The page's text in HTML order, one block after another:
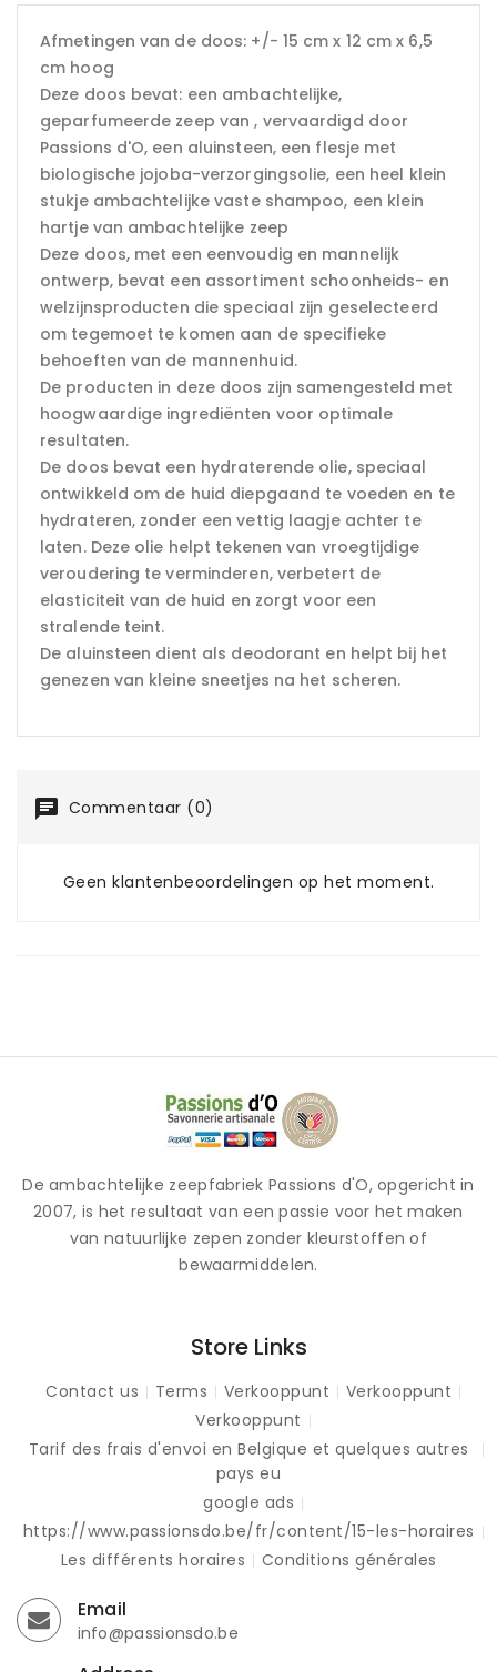
Afmetingen van de doos: +/- 15 cm x 12 cm x 6,5
cm hoog
Deze doos bevat: een ambachtelijke,
geparfumeerde zeep van , vervaardigd door
Passions d'O, een aluinsteen, een flesje met
biologische jojoba-verzorgingsolie, een heel klein
stukje ambachtelijke vaste shampoo, een klein
hartje van ambachtelijke zeep
Deze doos, met een eenvoudig en mannelijk
ontwerp, bevat een assortiment schoonheids- en
welzijnsproducten die speciaal zijn geselecteerd
om tegemoet te komen aan de specifieke
behoeften van de mannenhuid.
De producten in deze doos zijn samengesteld met
hoogwaardige ingrediënten voor optimale
resultaten.
De doos bevat een hydraterende olie, speciaal
ontwikkeld om de huid diepgaand te voeden en te
hydrateren, zonder een vettig laagje achter te
laten. Deze olie helpt tekenen van vroegtijdige
veroudering te verminderen, verbetert de
elasticiteit van de huid en zorgt voor een
stralende teint.
De aluinsteen dient als deodorant en helpt bij het
genezen van kleine sneetjes na het scheren.
Commentaar (0)
Geen klantenbeoordelingen op het moment.
De ambachtelijke zeepfabriek Passions d'O, opgericht in
2007, is het resultaat van een passie voor het maken
van natuurlijke zepen zonder kleurstoffen of
bewaarmiddelen.
Store Links
Contact us Terms Verkooppunt
Verkooppunt
Verkooppunt
Tarif des frais d'envoi en Belgique et quelques autres
pays eu
google ads
https://www.passionsdo.be/fr/content/15-les-horaires
Les différents horaires
Conditions générales
Email
info@passionsdo.be